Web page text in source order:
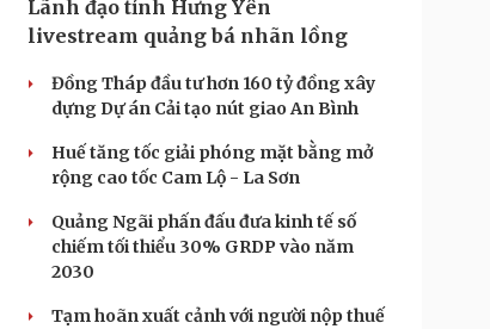
Lãnh đạo tỉnh Hưng Yên
livestream quảng bá nhãn lồng
Đồng Tháp đầu tư hơn 160 tỷ đồng xây
dựng Dự án Cải tạo nút giao An Bình
Huế tăng tốc giải phóng mặt bằng mở
rộng cao tốc Cam Lộ - La Sơn
Quảng Ngãi phấn đấu đưa kinh tế số
chiếm tối thiểu 30% GRDP vào năm
2030
Tạm hoãn xuất cảnh với người nộp thuế